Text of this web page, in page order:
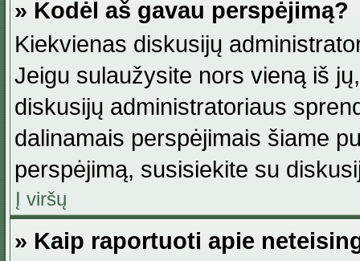
» Kodėl aš gavau perspėjimą?
Kiekvienas diskusijų
Jeigu sulaužysite nors vieną iš
diskusijų administratoriaus
dalinamais perspėjimais šiame
perspėjimą, susisiekite su
Į viršų
» Kaip raportuoti apie